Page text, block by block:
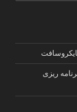
ریزی